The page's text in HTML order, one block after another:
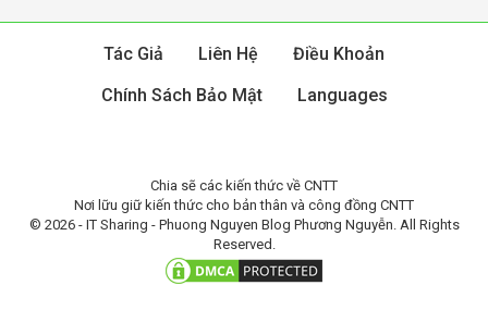
Tác Giả Liên Hệ
Điều Khoản
Chính Sách Bảo Mật
Languages
Chia sẽ các kiến thức về CNTT
Nơi lữu giữ kiến thức cho bản thân và công đồng CNTT
© 2026 - IT Sharing - Phuong Nguyen Blog Phương Nguyễn. All Rights
Reserved.